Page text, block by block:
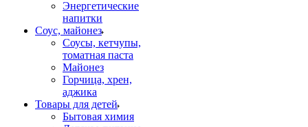
Энергетические
напитки
Соус, майонез
Соусы, кетчупы,
томатная паста
Майонез
Горчица, хрен,
аджика
Товары для детей
Бытовая химия